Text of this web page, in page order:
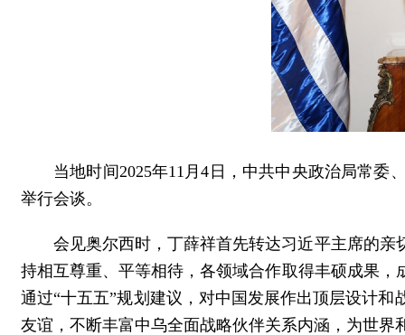
当地时间2025年11月4日，中共中央政治局常
举行会谈。
会见奥尔西时，丁薛祥首先转达习近平主席的
持相互尊重、平等相待，各领域合作取得丰硕成果
通过“十五五”规划建议，对中国发展作出顶层设计
友谊，不断丰富中乌全面战略伙伴关系内涵，为世界